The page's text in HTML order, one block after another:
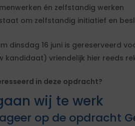
én zelfstandig werken
om zelfstandig initiatief en
dinsdag 16 juni is gereserveerd
kandidaat) vriendelijk hier reeds
in deze opdracht?
wij te werk
op de opdracht